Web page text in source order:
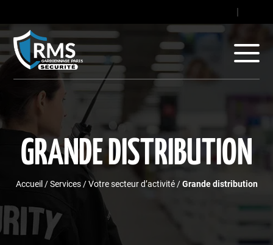
|
GRANDE DISTRIBUTION
Accueil /Services/Votre secteur d’activité/Grande distribution